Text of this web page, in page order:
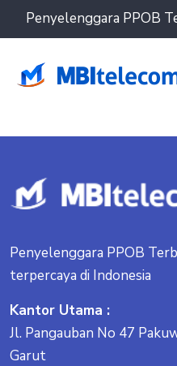
Penyelenggara PPOB
Penyelenggara PPOB
terpercaya di Indonesia
Kantor Utama :
Jl. Pangauban No 47
Garut